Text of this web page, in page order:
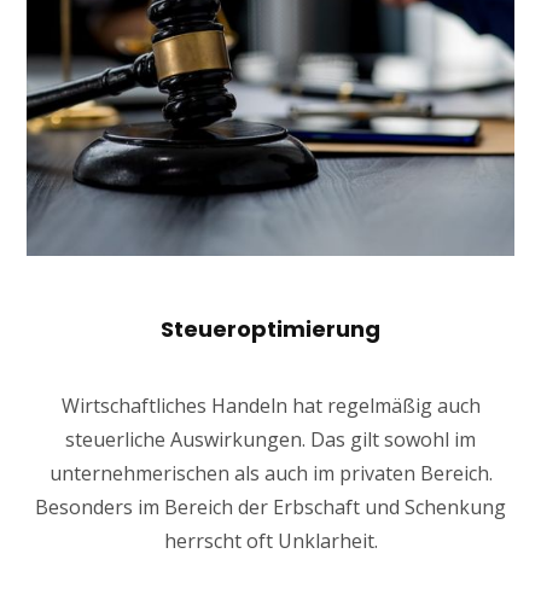
Steueroptimierung
Wirtschaftliches Handeln hat regelmäßig auch
steuerliche Auswirkungen. Das gilt sowohl im
unternehmerischen als auch im privaten Bereich.
Besonders im Bereich der Erbschaft und Schenkung
herrscht oft Unklarheit.